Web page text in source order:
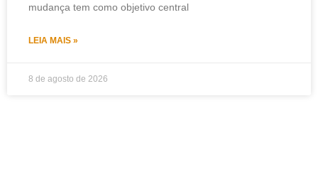
mudança tem como objetivo central
LEIA MAIS »
8 de agosto de 2026